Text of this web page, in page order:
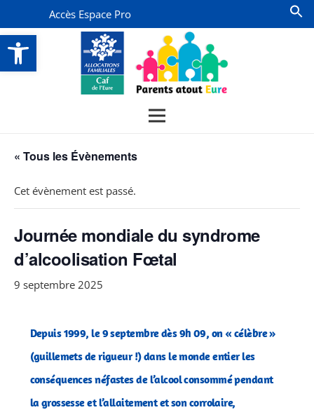
Ouvrir la barre d’outils
Accès Espace Pro
« Tous les Évènements
Cet évènement est passé.
Journée mondiale du syndrome
d’alcoolisation Fœtal
9 septembre 2025
Depuis 1999, le 9 septembre dès 9h 09, on « célèbre »
(guillemets de rigueur !) dans le monde entier les
conséquences néfastes de l’alcool consommé pendant
la grossesse et l’allaitement et son corrolaire,